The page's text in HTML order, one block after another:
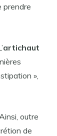
prendre
artichaut
»,
outre
de